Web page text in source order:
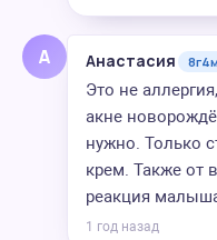
А Анастасия 8г4м
Это не
акне
нужно. Только
крем. Также от
реакция
1 год назад